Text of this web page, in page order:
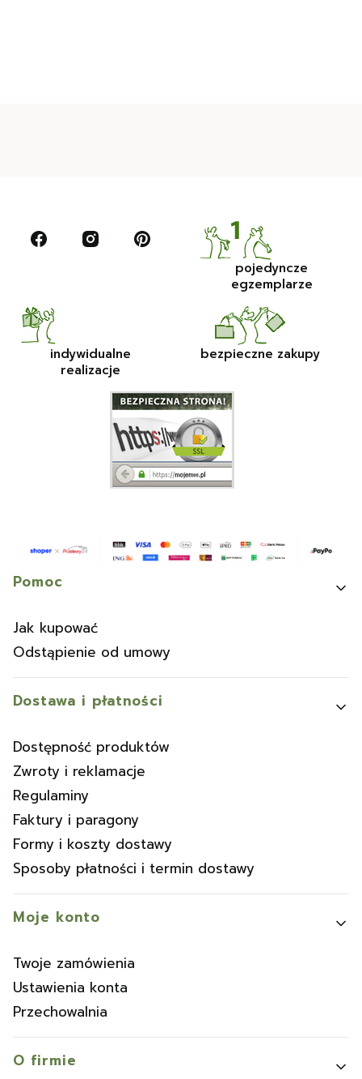
pojedyncze
egzemplarze
indywidualne
realizacje
bezpieczne zakupy
Linki w stopce
Pomoc
Jak kupować
Odstąpienie od umowy
Dostawa i płatności
Dostępność produktów
Zwroty i reklamacje
Regulaminy
Faktury i paragony
Formy i koszty dostawy
Sposoby płatności i termin dostawy
Moje konto
Twoje zamówienia
Ustawienia konta
Przechowalnia
O firmie